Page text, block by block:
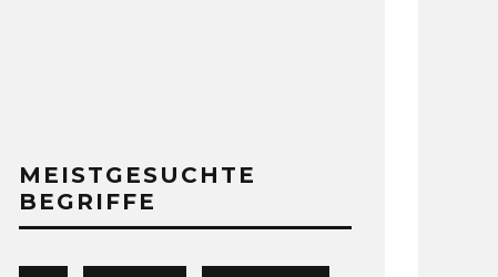
MEISTGESUCHTE
BEGRIFFE